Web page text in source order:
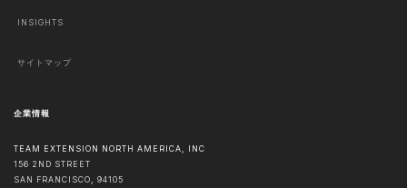
INSIGHTS
サイトマップ
企業情報
TEAM EXTENSION NORTH AMERICA, INC
156 2ND STREET
SAN FRANCISCO, 94105